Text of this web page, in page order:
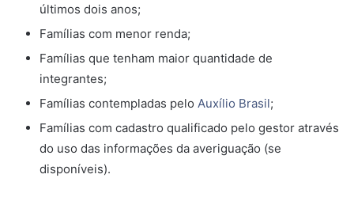
últimos dois anos;
Famílias com menor renda;
Famílias que tenham maior quantidade de
integrantes;
Famílias contempladas pelo Auxílio Brasil;
Famílias com cadastro qualificado pelo gestor através
do uso das informações da averiguação (se
disponíveis).